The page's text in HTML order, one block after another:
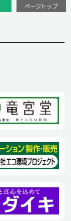
ページトップ